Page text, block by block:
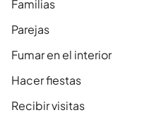
Familias
Parejas
Fumar en el interior
Hacer fiestas
Recibir visitas